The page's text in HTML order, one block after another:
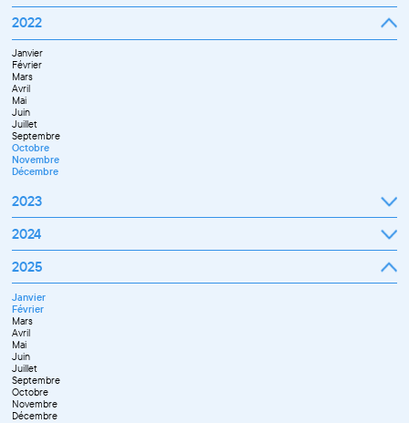
Septembre
Novembre
Décembre
2022
Janvier
Février
Mars
Avril
Mai
Juin
Juillet
Septembre
Octobre
Novembre
Décembre
2023
Janvier
Février
Mars
Avril
Juin
Septembre
Octobre
Novembre
Décembre
2024
Janvier
Février
Mars
Avril
Mai
Juin
Juillet
Septembre
Novembre
Décembre
2025
Janvier
Février
Mars
Avril
Mai
Juin
Juillet
Septembre
Octobre
Novembre
Décembre